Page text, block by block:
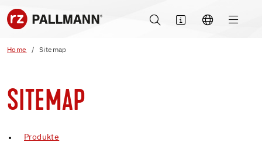
Home Sitemap
SITEMAP
Produkte